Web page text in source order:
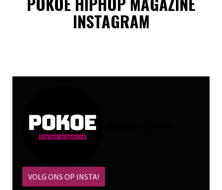
INSTAGRAM
VOLG ONS OP INSTA!